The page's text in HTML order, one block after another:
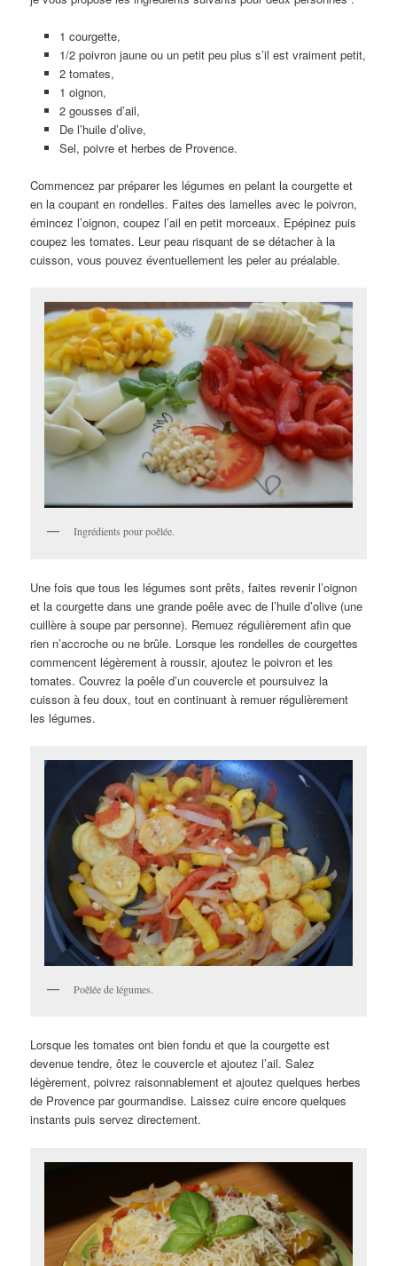
1 courgette,
1/2 poivron jaune ou un petit peu plus s’il est vraiment petit,
2 tomates,
1 oignon,
2 gousses d’ail,
De l’huile d’olive,
Sel, poivre et herbes de Provence.
Commencez par préparer les légumes en pelant la courgette et
en la coupant en rondelles. Faites des lamelles avec le poivron,
émincez l’oignon, coupez l’ail en petit morceaux. Epépinez puis
coupez les tomates. Leur peau risquant de se détacher à la
cuisson, vous pouvez éventuellement les peler au préalable.
Ingrédients pour poêlée.
Une fois que tous les légumes sont prêts, faites revenir l’oignon
et la courgette dans une grande poêle avec de l’huile d’olive (une
cuillère à soupe par personne). Remuez régulièrement afin que
rien n’accroche ou ne brûle. Lorsque les rondelles de courgettes
commencent légèrement à roussir, ajoutez le poivron et les
tomates. Couvrez la poêle d’un couvercle et poursuivez la
cuisson à feu doux, tout en continuant à remuer régulièrement
les légumes.
Poêlée de légumes.
Lorsque les tomates ont bien fondu et que la courgette est
devenue tendre, ôtez le couvercle et ajoutez l’ail. Salez
légèrement, poivrez raisonnablement et ajoutez quelques herbes
de Provence par gourmandise. Laissez cuire encore quelques
instants puis servez directement.